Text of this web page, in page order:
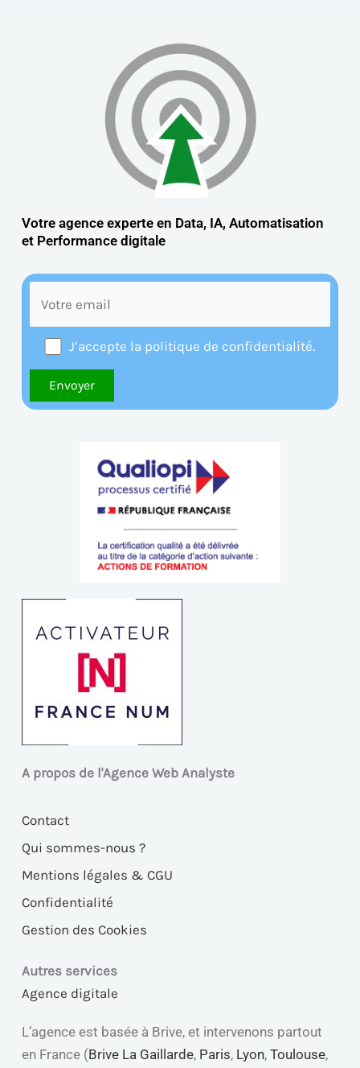
Votre agence experte en Data, IA, Automatisation
et Performance digitale
J’accepte la politique de confidentialité.
A propos de l'Agence Web Analyste
Contact
Qui sommes-nous ?
Mentions légales & CGU
Confidentialité
Gestion des Cookies
Autres services
Agence digitale
L’agence est basée à Brive, et intervenons partout
en France (Brive La Gaillarde, Paris, Lyon, Toulouse,